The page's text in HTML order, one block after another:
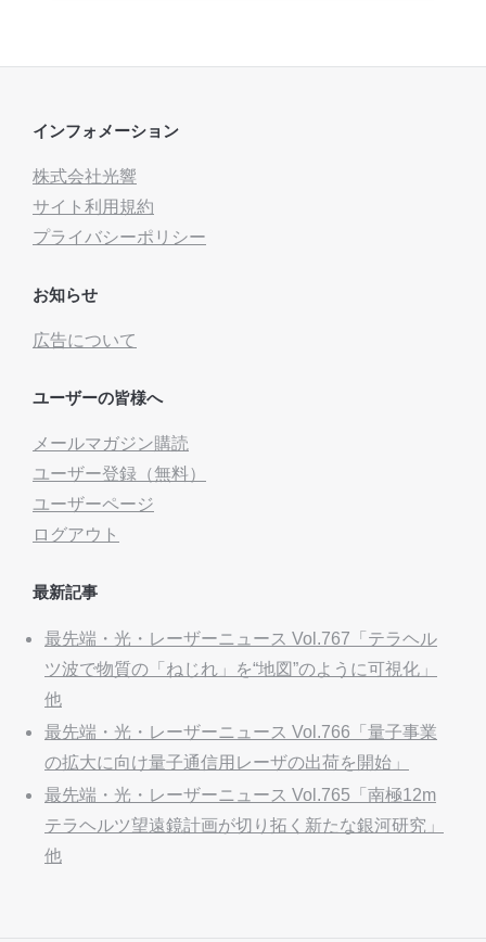
インフォメーション
株式会社光響
サイト利用規約
プライバシーポリシー
お知らせ
広告について
ユーザーの皆様へ
メールマガジン購読
ユーザー登録（無料）
ユーザーページ
ログアウト
最新記事
最先端・光・レーザーニュース Vol.767「テラヘル
ツ波で物質の「ねじれ」を“地図”のように可視化」
他
最先端・光・レーザーニュース Vol.766「量子事業
の拡大に向け量子通信用レーザの出荷を開始」
最先端・光・レーザーニュース Vol.765「南極12m
テラヘルツ望遠鏡計画が切り拓く新たな銀河研究」
他